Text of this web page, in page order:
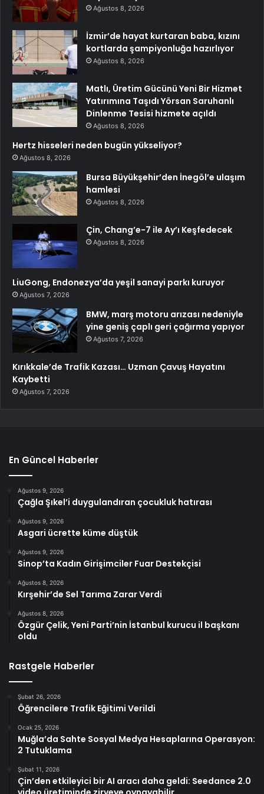
Ağustos 8, 2026
İzmir’de hayat kurtaran baba, kızını
kortlarda şampiyonluğa hazırlıyor
Ağustos 8, 2026
Matlı, Üretim Gücünü Yeni Bir Hizmet
Yatırımına Taşıdı Yörsan Saruhanlı
Dinlenme Tesisi hizmete açıldı
Ağustos 8, 2026
Hertz hisseleri neden bugün yükseliyor?
Ağustos 8, 2026
Bursa Büyükşehir’den İnegöl’e ulaşım
hamlesi
Ağustos 8, 2026
Çin, Chang’e-7 ile Ay’ı Keşfedecek
Ağustos 8, 2026
LiuGong, Endonezya’da yeşil sanayi parkı kuruyor
Ağustos 7, 2026
BMW, marş motoru arızası nedeniyle
yine geniş çaplı geri çağırma yapıyor
Ağustos 7, 2026
Kırıkkale’de Trafik Kazası… Uzman Çavuş Hayatını
Kaybetti
Ağustos 7, 2026
En Güncel Haberler
Ağustos 9, 2026
Çağla Şıkel’i duygulandıran çocukluk hatırası
Ağustos 9, 2026
Asgari ücrette küme düştük
Ağustos 9, 2026
Sinop’ta Kadın Girişimciler Fuar Destekçisi
Ağustos 8, 2026
Kırşehir’de Sel Tarıma Zarar Verdi
Ağustos 8, 2026
Özgür Çelik, Yeni Parti’nin İstanbul kurucu il başkanı
oldu
Rastgele Haberler
Şubat 26, 2026
Öğrencilere Trafik Eğitimi Verildi
Ocak 25, 2026
Muğla’da Sahte Sosyal Medya Hesaplarına Operasyon:
2 Tutuklama
Şubat 11, 2026
Çin’den etkileyici bir AI aracı daha geldi: Seedance 2.0